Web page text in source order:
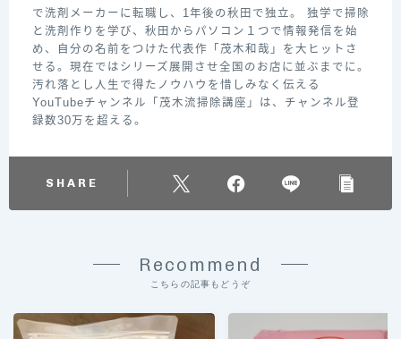
で洗剤メーカーに転職し、1年後の秋田で独立。 独学で掃除
と洗剤作りを学び、秋田からパソコン１つで情報発信を始
め、自分の名前をつけた代表作「茂木和哉」を大ヒットさ
せる。現在ではシリーズ展開させ全国のお店に並ぶまでに。
汚れ落とし人生で得たノウハウを惜しみなく伝える
YouTubeチャンネル「茂木流掃除講座」は、チャンネル登
録数30万を超える。
SHARE
Recommend
こちらの記事もどうぞ